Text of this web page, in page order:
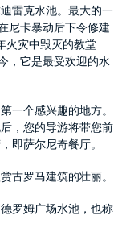
雷克水池。最大的一
尼卡暴动后下令修建
火灾中毁灭的教堂
，它是最受欢迎的水
一个感兴趣的地方。
，您的导游将带您前
即萨尔尼奇餐厅。
古罗马建筑的壮丽。
罗姆广场水池，也称